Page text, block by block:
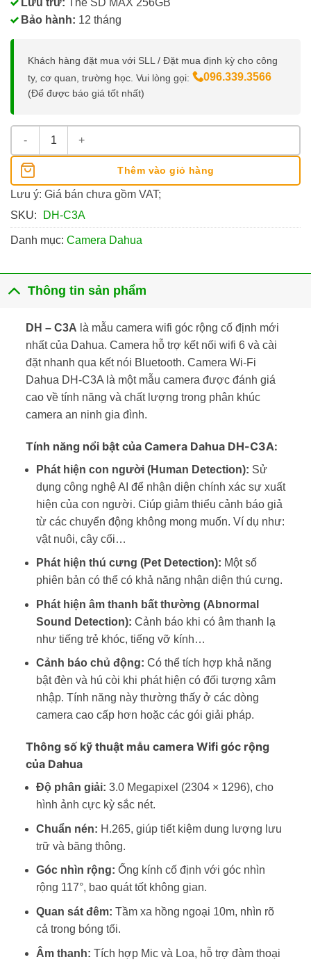
Bảo hành: 12 tháng
Khách hàng đặt mua với SLL / Đặt mua định kỳ cho công
ty, cơ quan, trường học. Vui lòng gọi:
096.339.3566
(Để được báo giá tốt nhất)
Camera Wifi Dahua C3A Góc Rộng 99° số lượng
Thêm vào giỏ hàng
Lưu ý: Giá bán chưa gồm VAT;
SKU:
DH-C3A
Danh mục: Camera Dahua
Thông tin sản phẩm
DH – C3A là mẫu camera wifi góc rộng cố định mới
nhất của Dahua. Camera hỗ trợ kết nối wifi 6 và cài
đặt nhanh qua kết nói Bluetooth. Camera Wi-Fi
Dahua DH-C3A là một mẫu camera được đánh giá
cao về tính năng và chất lượng trong phân khúc
camera an ninh gia đình.
Tính năng nổi bật của Camera Dahua DH-C3A:
Phát hiện con người (Human Detection): Sử
dụng công nghệ AI để nhận diện chính xác sự xuất
hiện của con người. Ciúp giảm thiểu cảnh báo giả
từ các chuyển động không mong muốn. Ví dụ như:
vật nuôi, cây cối…
Phát hiện thú cưng (Pet Detection): Một số
phiên bản có thể có khả năng nhận diện thú cưng.
Phát hiện âm thanh bất thường (Abnormal
Sound Detection): Cảnh báo khi có âm thanh lạ
như tiếng trẻ khóc, tiếng vỡ kính…
Cảnh báo chủ động: Có thể tích hợp khả năng
bật đèn và hú còi khi phát hiện có đối tượng xâm
nhập. Tính năng này thường thấy ở các dòng
camera cao cấp hơn hoặc các gói giải pháp.
Thông số kỹ thuật mẫu camera Wifi góc rộng
của Dahua
Độ phân giải: 3.0 Megapixel (2304 × 1296), cho
hình ảnh cực kỳ sắc nét.
Chuẩn nén: H.265, giúp tiết kiệm dung lượng lưu
trữ và băng thông.
Góc nhìn rộng: Ống kính cố định với góc nhìn
rộng 117°, bao quát tốt không gian.
Quan sát đêm: Tầm xa hồng ngoại 10m, nhìn rõ
cả trong bóng tối.
Âm thanh: Tích hợp Mic và Loa, hỗ trợ đàm thoại